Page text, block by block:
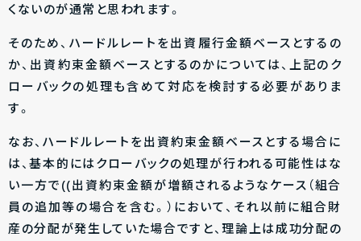
くないのが通常と思われます。
そのため、ハードルレートを出資履行金額ベースとするの
か、出資約束金額ベースとするのかについては、上記のク
ローバックの処理も含めて対応を検討する必要がありま
す。
なお、ハードルレートを出資約束金額ベースとする場合に
は、基本的にはクローバックの処理が行われる可能性はな
い一方で((出資約束金額が増額されるようなケース（組合
員の追加等の場合を含む。）において、それ以前に組合財
産の分配が発生していた場合ですと、理論上は成功分配の